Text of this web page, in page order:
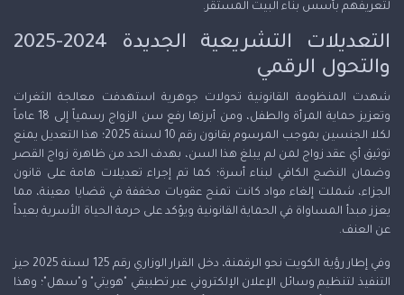
لتعريفهم بأسس بناء البيت المستقر.
التعديلات التشريعية الجديدة 2024-2025
والتحول الرقمي
شهدت المنظومة القانونية تحولات جوهرية استهدفت معالجة الثغرات
وتعزيز حماية المرأة والطفل، ومن أبرزها رفع سن الزواج رسمياً إلى 18 عاماً
لكلا الجنسين بموجب المرسوم بقانون رقم 10 لسنة 2025؛ هذا التعديل يمنع
توثيق أي عقد زواج لمن لم يبلغ هذا السن، بهدف الحد من ظاهرة زواج القصر
وضمان النضج الكافي لبناء أسرة؛ كما تم إجراء تعديلات هامة على قانون
الجزاء، شملت إلغاء مواد كانت تمنح عقوبات مخففة في قضايا معينة، مما
يعزز مبدأ المساواة في الحماية القانونية ويؤكد على حرمة الحياة الأسرية بعيداً
عن العنف.
وفي إطار رؤية الكويت نحو الرقمنة، دخل القرار الوزاري رقم 125 لسنة 2025 حيز
التنفيذ لتنظيم وسائل الإعلان الإلكتروني عبر تطبيقي "هويتي" و"سهل"؛ وهذا